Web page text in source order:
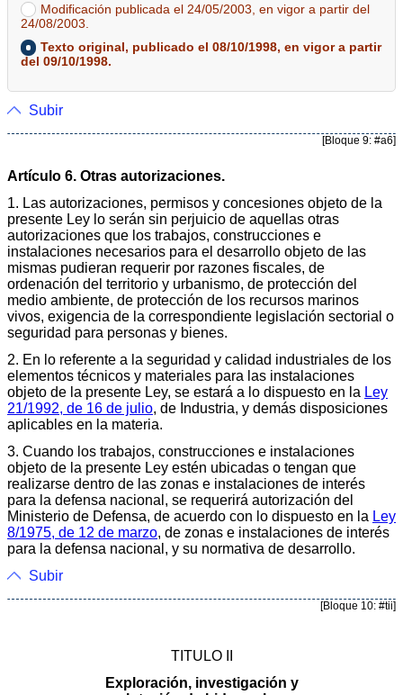
Modificación publicada el 24/05/2003, en vigor a partir del
24/08/2003.
Texto original, publicado el 08/10/1998, en vigor a partir
del 09/10/1998.
Subir
[Bloque 9: #a6]
Artículo 6. Otras autorizaciones.
1. Las autorizaciones, permisos y concesiones objeto de la
presente Ley lo serán sin perjuicio de aquellas otras
autorizaciones que los trabajos, construcciones e
instalaciones necesarios para el desarrollo objeto de las
mismas pudieran requerir por razones fiscales, de
ordenación del territorio y urbanismo, de protección del
medio ambiente, de protección de los recursos marinos
vivos, exigencia de la correspondiente legislación sectorial o
seguridad para personas y bienes.
2. En lo referente a la seguridad y calidad industriales de los
elementos técnicos y materiales para las instalaciones
objeto de la presente Ley, se estará a lo dispuesto en la Ley
21/1992, de 16 de julio, de Industria, y demás disposiciones
aplicables en la materia.
3. Cuando los trabajos, construcciones e instalaciones
objeto de la presente Ley estén ubicadas o tengan que
realizarse dentro de las zonas e instalaciones de interés
para la defensa nacional, se requerirá autorización del
Ministerio de Defensa, de acuerdo con lo dispuesto en la Ley
8/1975, de 12 de marzo, de zonas e instalaciones de interés
para la defensa nacional, y su normativa de desarrollo.
Subir
[Bloque 10: #tii]
TITULO II
Exploración, investigación y